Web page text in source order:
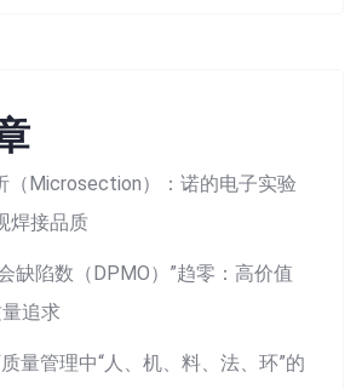
（Microsection）：诺的电子实验
焊接品质
缺陷数（DPMO）”趋零：高价值
追求
量管理中“人、机、料、法、环”的